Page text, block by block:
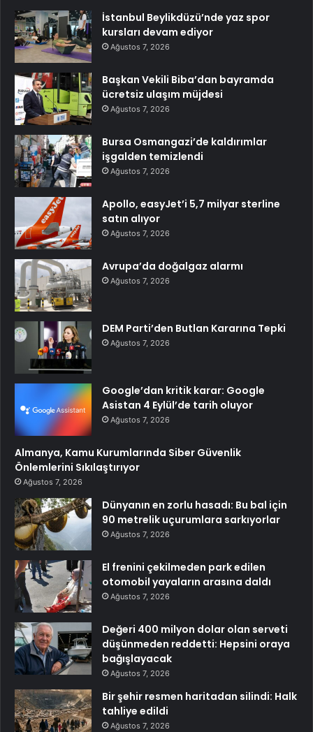
İstanbul Beylikdüzü’nde yaz spor
kursları devam ediyor
Ağustos 7, 2026
Başkan Vekili Biba’dan bayramda
ücretsiz ulaşım müjdesi
Ağustos 7, 2026
Bursa Osmangazi’de kaldırımlar
işgalden temizlendi
Ağustos 7, 2026
Apollo, easyJet’i 5,7 milyar sterline
satın alıyor
Ağustos 7, 2026
Avrupa’da doğalgaz alarmı
Ağustos 7, 2026
DEM Parti’den Butlan Kararına Tepki
Ağustos 7, 2026
Google’dan kritik karar: Google
Asistan 4 Eylül’de tarih oluyor
Ağustos 7, 2026
Almanya, Kamu Kurumlarında Siber Güvenlik
Önlemlerini Sıkılaştırıyor
Ağustos 7, 2026
Dünyanın en zorlu hasadı: Bu bal için
90 metrelik uçurumlara sarkıyorlar
Ağustos 7, 2026
El frenini çekilmeden park edilen
otomobil yayaların arasına daldı
Ağustos 7, 2026
Değeri 400 milyon dolar olan serveti
düşünmeden reddetti: Hepsini oraya
bağışlayacak
Ağustos 7, 2026
Bir şehir resmen haritadan silindi: Halk
tahliye edildi
Ağustos 7, 2026